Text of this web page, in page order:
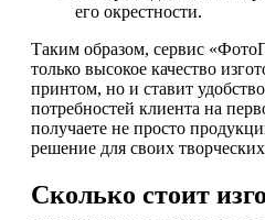
его окрестности.
Таким образом, сервис
только высокое качество
принтом, но и ставит
потребностей клиента на
получаете не просто
решение для своих
Сколько стоит